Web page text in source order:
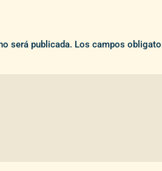
será publicada. Los campos